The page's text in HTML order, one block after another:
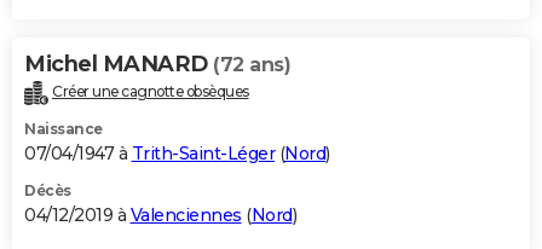
Michel MANARD (72 ans)
Créer une cagnotte obsèques
Naissance
07/04/1947 à Trith-Saint-Léger(Nord)
Décès
04/12/2019 à Valenciennes (Nord)